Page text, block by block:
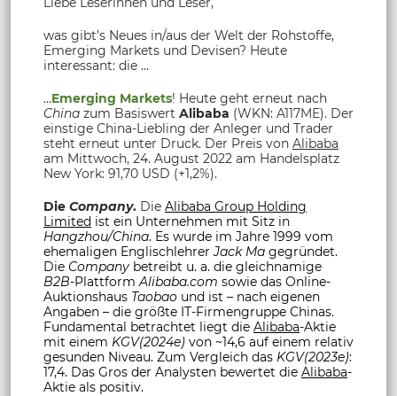
was gibt’s Neues in/aus der Welt der Rohstoffe,
Emerging Markets und Devisen? Heute
interessant: die …
...Emerging Markets! Heute geht erneut nach
China zum Basiswert Alibaba (WKN: A117ME). Der
einstige China-Liebling der Anleger und Trader
steht erneut unter Druck. Der Preis von Alibaba
am Mittwoch, 24. August 2022 am Handelsplatz
New York: 91,70 USD (+1,2%).
Die Company. Die Alibaba Group Holding
Limited ist ein Unternehmen mit Sitz in
Hangzhou/China. Es wurde im Jahre 1999 vom
ehemaligen EnglischlehrerJack Ma gegründet.
Die Company betreibt u. a. die gleichnamige
B2B-Plattform Alibaba.com sowie das Online-
Auktionshaus Taobao und ist – nach eigenen
Angaben – die größte IT-Firmengruppe Chinas.
Fundamental betrachtet liegt die Alibaba-Aktie
mit einem KGV(2024e) von ~14,6 auf einem relativ
gesunden Niveau. Zum Vergleich das KGV(2023e):
17,4. Das Gros der Analysten bewertet die Alibaba-
Aktie als positiv.